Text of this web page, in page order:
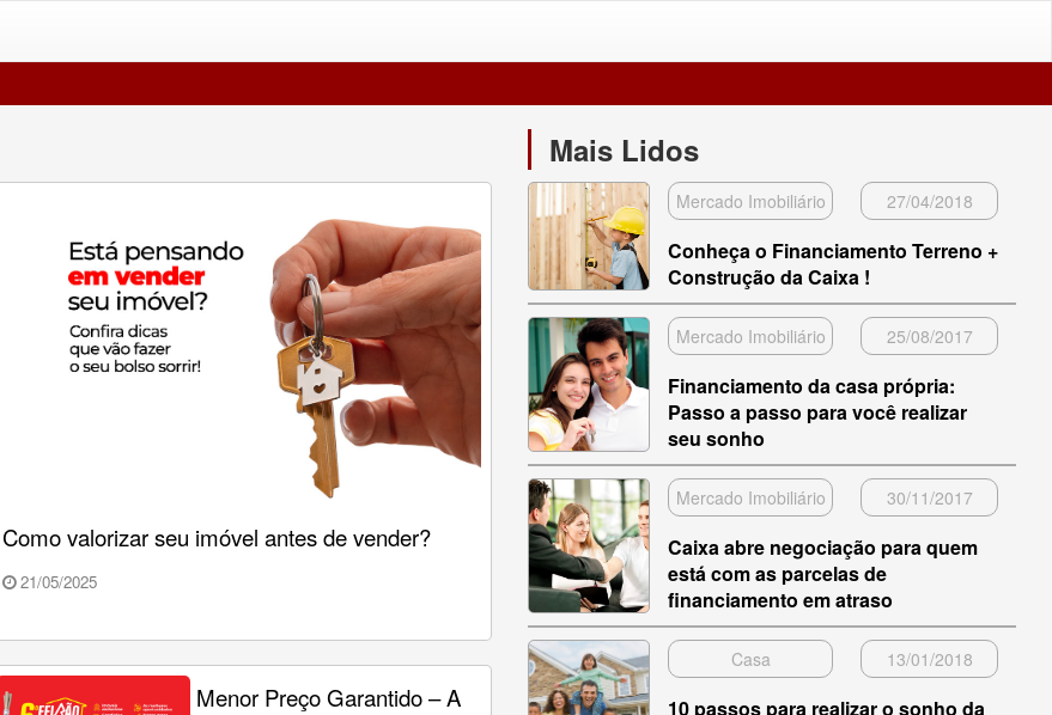
Como valorizar seu imóvel antes de vender?
21/05/2025
Menor Preço Garantido – A
Mais Lidos
Mercado Imobiliário 27/04/2018
Conheça o Financiamento Terreno +
Construção da Caixa !
Mercado Imobiliário 25/08/2017
Financiamento da casa própria:
Passo a passo para você realizar
seu sonho
Mercado Imobiliário 30/11/2017
Caixa abre negociação para quem
está com as parcelas de
financiamento em atraso
Casa 13/01/2018
10 passos para realizar o sonho da